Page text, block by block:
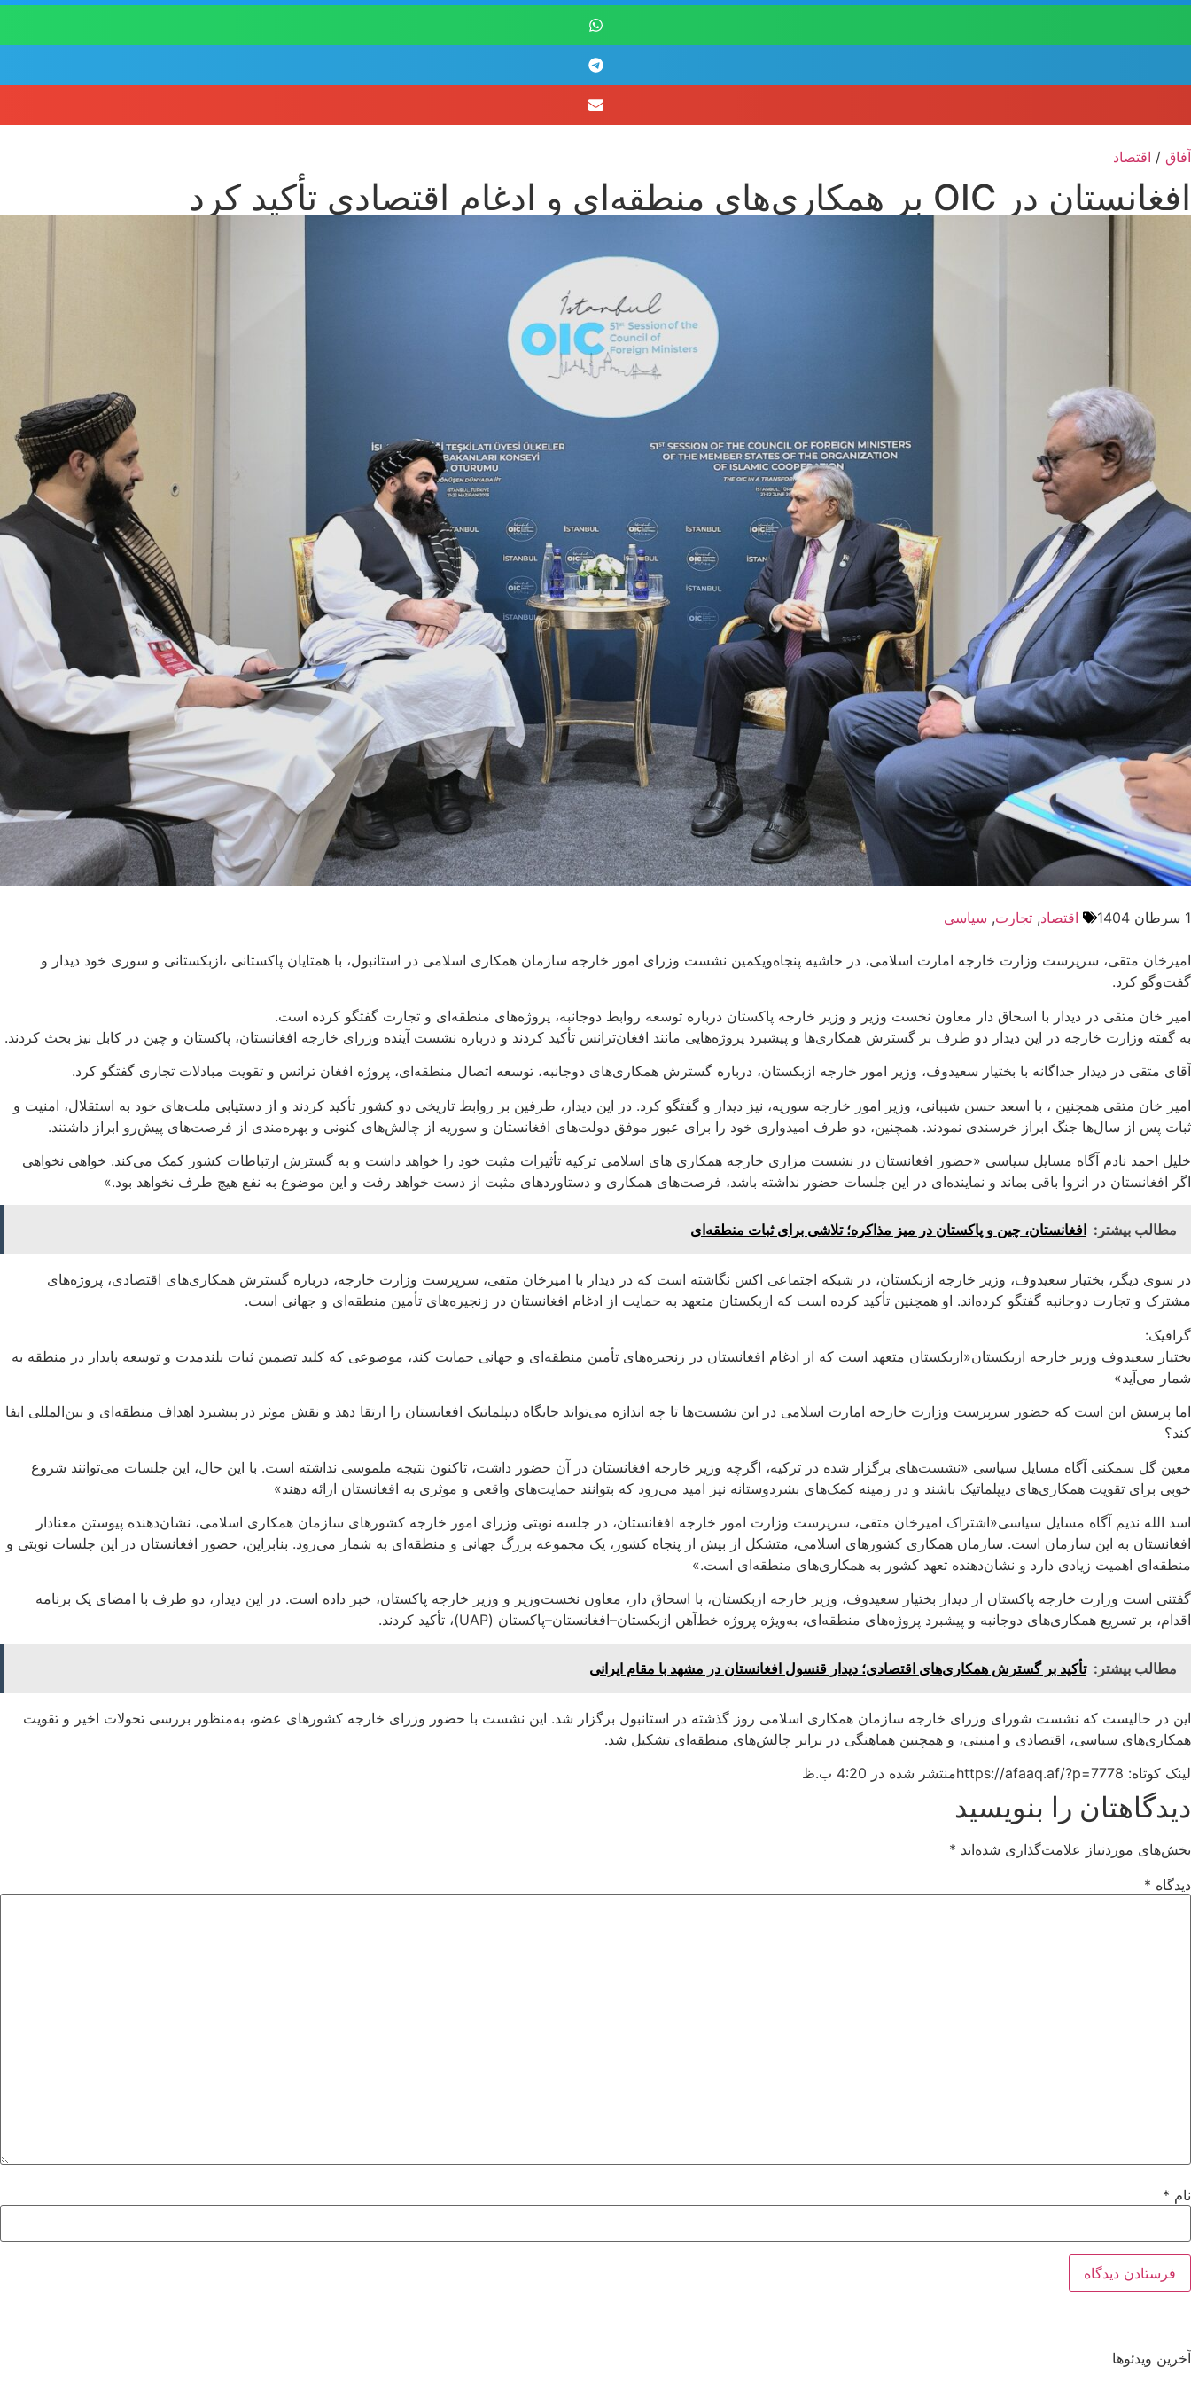
آفاق / اقتصاد
افغانستان در OIC بر همکاری‌های منطقه‌ای و ادغام اقتصادی تأکید کرد
1 سرطان 1404 اقتصاد, تجارت, سیاسی
امیرخان متقی، سرپرست وزارت خارجه امارت اسلامی، در حاشیه پنجاه‌ویکمین نشست وزرای امور خارجه سازمان همکاری اسلامی در استانبول، با همتایان پاکستانی ،ازبکستانی و سوری خود دیدار و
گفت‌وگو کرد.
امیر خان متقی در دیدار با اسحاق دار معاون نخست وزیر و وزیر خارجه پاکستان درباره توسعه روابط دوجانبه، پروژه‌های منطقه‌ای و تجارت گفتگو کرده است.
به گفته وزارت خارجه در این دیدار دو طرف بر گسترش همکاری‌ها و پیشبرد پروژه‌هایی مانند افغان‌ترانس تأکید کردند و درباره نشست آینده وزرای خارجه افغانستان، پاکستان و چین در کابل نیز بحث کردند.
آقای متقی در دیدار جداگانه با بختیار سعیدوف، وزیر امور خارجه ازبکستان، درباره گسترش همکاری‌های دوجانبه، توسعه اتصال منطقه‌ای، پروژه افغان ترانس و تقویت مبادلات تجاری گفتگو کرد.
امیر خان متقی همچنین ، با اسعد حسن شیبانی، وزیر امور خارجه سوریه، نیز دیدار و گفتگو کرد. در این دیدار، طرفین بر روابط تاریخی دو کشور تأکید کردند و از دستیابی ملت‌های خود به استقلال، امنیت و
ثبات پس از سال‌ها جنگ ابراز خرسندی نمودند. همچنین، دو طرف امیدواری خود را برای عبور موفق دولت‌های افغانستان و سوریه از چالش‌های کنونی و بهره‌مندی از فرصت‌های پیش‌رو ابراز داشتند.
خلیل احمد نادم آگاه مسایل سیاسی «حضور افغانستان در نشست مزاری خارجه همکاری های اسلامی ترکیه تأثیرات مثبت خود را خواهد داشت و به گسترش ارتباطات کشور کمک می‌کند. خواهی نخواهی
اگر افغانستان در انزوا باقی بماند و نماینده‌ای در این جلسات حضور نداشته باشد، فرصت‌های همکاری و دستاوردهای مثبت از دست خواهد رفت و این موضوع به نفع هیچ طرف نخواهد بود.»
مطالب بیشتر: افغانستان، چین و پاکستان در میز مذاکره؛ تلاشی برای ثبات منطقه‌ای
در سوی دیگر، بختیار سعیدوف، وزیر خارجه ازبکستان، در شبکه اجتماعی اکس نگاشته است که در دیدار با امیرخان متقی، سرپرست وزارت خارجه، درباره گسترش همکاری‌های اقتصادی، پروژه‌های
مشترک و تجارت دوجانبه گفتگو کرده‌اند. او همچنین تأکید کرده است که ازبکستان متعهد به حمایت از ادغام افغانستان در زنجیره‌های تأمین منطقه‌ای و جهانی است.
گرافیک:
بختیار سعیدوف وزیر خارجه ازبکستان«ازبکستان متعهد است که از ادغام افغانستان در زنجیره‌های تأمین منطقه‌ای و جهانی حمایت کند، موضوعی که کلید تضمین ثبات بلندمدت و توسعه پایدار در منطقه به
شمار می‌آید»
اما پرسش این است که حضور سرپرست وزارت خارجه امارت اسلامی در این نشست‌ها تا چه اندازه می‌تواند جایگاه دیپلماتیک افغانستان را ارتقا دهد و نقش موثر در پیشبرد اهداف منطقه‌ای و بین‌المللی ایفا
کند؟
معین گل سمکنی آگاه مسایل سیاسی «نشست‌های برگزار شده در ترکیه، اگرچه وزیر خارجه افغانستان در آن حضور داشت، تاکنون نتیجه ملموسی نداشته است. با این حال، این جلسات می‌توانند شروع
خوبی برای تقویت همکاری‌های دیپلماتیک باشند و در زمینه کمک‌های بشردوستانه نیز امید می‌رود که بتوانند حمایت‌های واقعی و موثری به افغانستان ارائه دهند»
اسد الله ندیم آگاه مسایل سیاسی«اشتراک امیرخان متقی، سرپرست وزارت امور خارجه افغانستان، در جلسه نوبتی وزرای امور خارجه کشورهای سازمان همکاری اسلامی، نشان‌دهنده پیوستن معنادار
افغانستان به این سازمان است. سازمان همکاری کشورهای اسلامی، متشکل از بیش از پنجاه کشور، یک مجموعه بزرگ جهانی و منطقه‌ای به شمار می‌رود. بنابراین، حضور افغانستان در این جلسات نوبتی و
منطقه‌ای اهمیت زیادی دارد و نشان‌دهنده تعهد کشور به همکاری‌های منطقه‌ای است.»
گفتنی است وزارت خارجه پاکستان از دیدار بختیار سعیدوف، وزیر خارجه ازبکستان، با اسحاق دار، معاون نخست‌وزیر و وزیر خارجه پاکستان، خبر داده است. در این دیدار، دو طرف با امضای یک برنامه
اقدام، بر تسریع همکاری‌های دوجانبه و پیشبرد پروژه‌های منطقه‌ای، به‌ویژه پروژه خط‌آهن ازبکستان–افغانستان–پاکستان (UAP)، تأکید کردند.
مطالب بیشتر: تأکید بر گسترش همکاری‌های اقتصادی؛ دیدار قنسول افغانستان در مشهد با مقام ایرانی
این در حالیست که نشست شورای وزرای خارجه سازمان همکاری اسلامی روز گذشته در استانبول برگزار شد. این نشست با حضور وزرای خارجه کشورهای عضو، به‌منظور بررسی تحولات اخیر و تقویت
همکاری‌های سیاسی، اقتصادی و امنیتی، و همچنین هماهنگی در برابر چالش‌های منطقه‌ای تشکیل شد.
لینک کوتاه: https://afaaq.af/?p=7778
منتشر شده در 4:20 ب.ظ
دیدگاهتان را بنویسید
بخش‌های موردنیاز علامت‌گذاری شده‌اند *
دیدگاه *
نام *
آخرین ویدئوها